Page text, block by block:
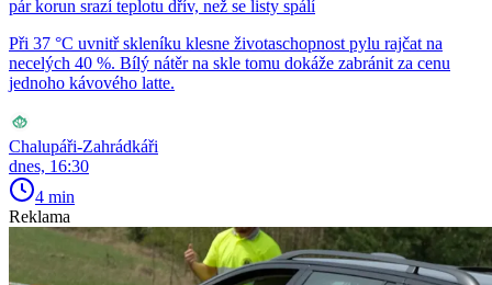
pár korun srazí teplotu dřív, než se listy spálí
Při 37 °C uvnitř skleníku klesne životaschopnost pylu rajčat na
necelých 40 %. Bílý nátěr na skle tomu dokáže zabránit za cenu
jednoho kávového latte.
Chalupáři-Zahrádkáři
dnes, 16:30
4 min
Reklama